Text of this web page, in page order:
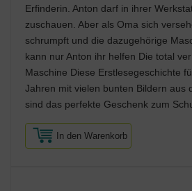
Erfinderin. Anton darf in ihrer
zuschauen. Aber als Oma sich
schrumpft und die dazugehörige
kann nur Anton ihr helfen Die total
Maschine Diese Erstlesegeschichte
Jahren mit vielen bunten Bildern aus
sind das perfekte Geschenk zum
In den Warenkorb